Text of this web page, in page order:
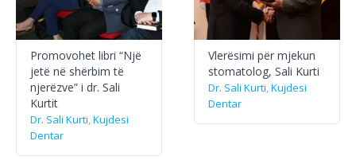
Promovohet libri “Një
jetë në shërbim të
njerëzve” i dr. Sali
Kurtit
Dr. Sali Kurti,Kujdesi
Dentar
Vlerësimi për mjekun
stomatolog, Sali Kurti
Dr. Sali Kurti,Kujdesi
Dentar